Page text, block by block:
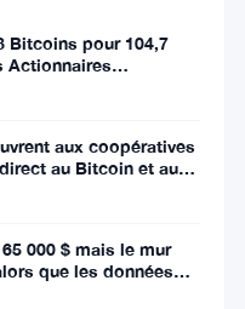
Bitcoins pour 104,7
Actionnaires
aux coopératives
au Bitcoin et aux
000 $ mais le mur
que les données